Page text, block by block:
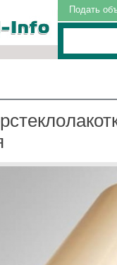
Подать